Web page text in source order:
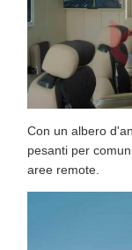
Con un albero
pesanti per
aree remote.